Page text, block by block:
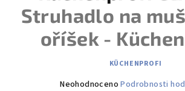
Struhadlo na
oříšek -
KÜCHENPROFI
Průměrné
Neohodnoceno Podrobnosti